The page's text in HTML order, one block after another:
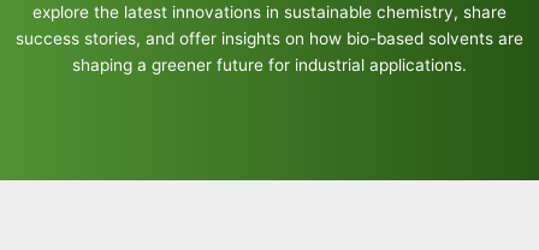
explore the latest innovations in sustainable chemistry, share
success stories, and offer insights on how bio-based solvents are
shaping a greener future for industrial applications.